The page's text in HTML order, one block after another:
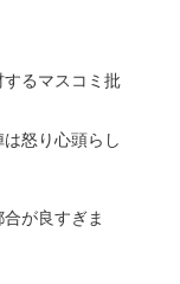
するマスコミ批
怒り心頭らし
が良すぎま